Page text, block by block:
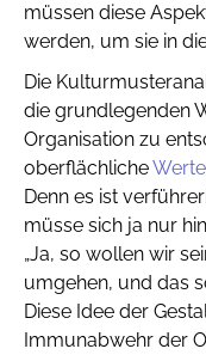
müssen diese
werden, um sie in
Die
die grundlegenden
Organisation zu
oberflächliche
Denn es ist
müsse sich ja nur
„Ja, so wollen wir
umgehen, und das
Diese Idee der
Immunabwehr der